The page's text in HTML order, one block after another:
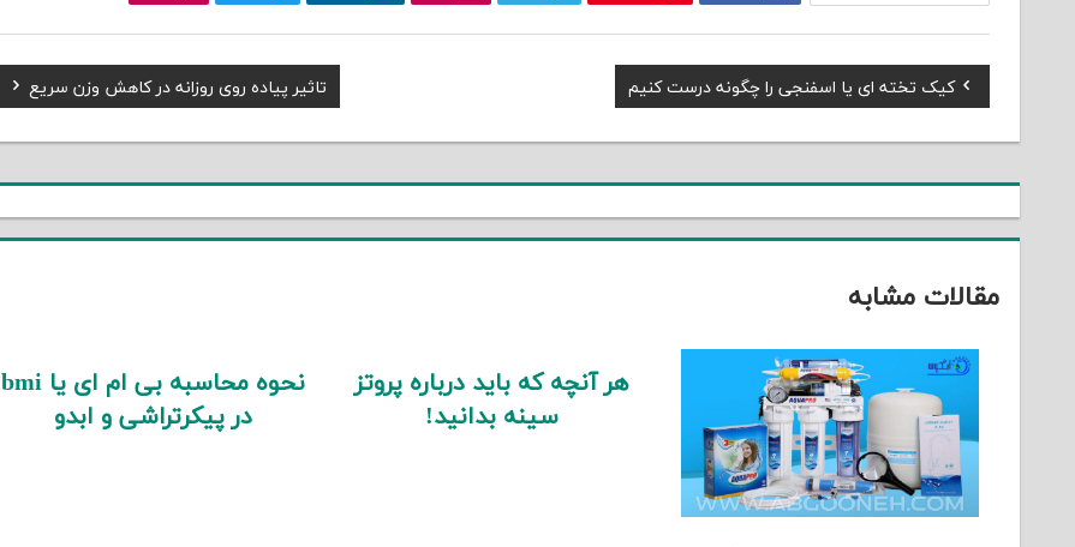
راهبری
نوشته
Previous
Post:
کیک تخته ای یا اسفنجی را چگونه درست کنیم
Next
Post:
تاثیر پیاده روی روزانه در کاهش وزن سریع
مقالات مشابه
هر آنچه که باید درباره پروتز
سینه بدانید!
نحوه محاسبه بی ام ای یا bmi
در پیکرتراشی و ابدو